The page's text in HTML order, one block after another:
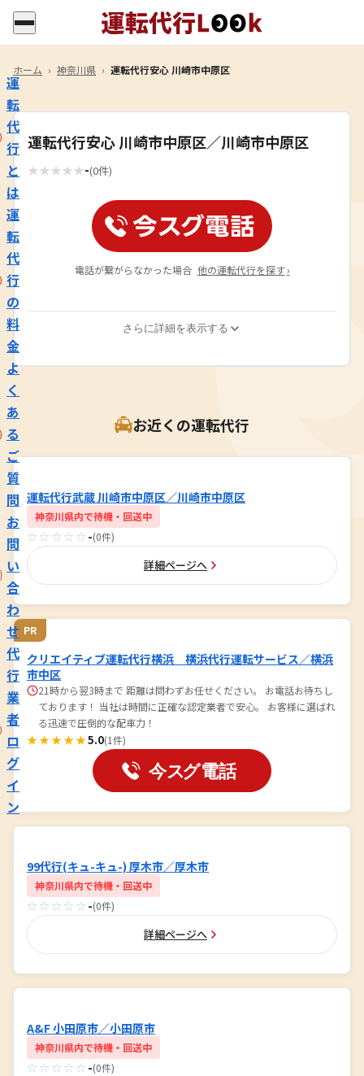
運
転
代
行
と
は
運
転
代
行
の
料
金
よ
く
あ
る
ご
質
問
お
問
い
合
わ
せ
代
行
業
者
ロ
グ
イ
ン
ホーム › 神奈川県 › 運転代行安心 川崎市中原区
運転代行安心 川崎市中原区／川崎市中原区
★★★★★-(0件)
電話が繋がらなかった場合 他の運転代行を探す ›
さらに詳細を表示する
お近くの運転代行
運転代行武蔵 川崎市中原区／川崎市中原区
神奈川県内で待機・回送中
☆☆☆☆☆ -(0件)
詳細ページへ
PR
クリエイティブ運転代行横浜 横浜代行運転サービス／横浜
市中区
21時から翌3時まで 距離は問わずお任せください。 お電話お待ちし
ております！ 当社は時間に正確な認定業者で安心。 お客様に選ばれ
る迅速で圧倒的な配車力！
★★★★★5.0(1件)
99代行(キュ-キュ-) 厚木市／厚木市
神奈川県内で待機・回送中
☆☆☆☆☆ -(0件)
詳細ページへ
A&F 小田原市／小田原市
神奈川県内で待機・回送中
☆☆☆☆☆ -(0件)